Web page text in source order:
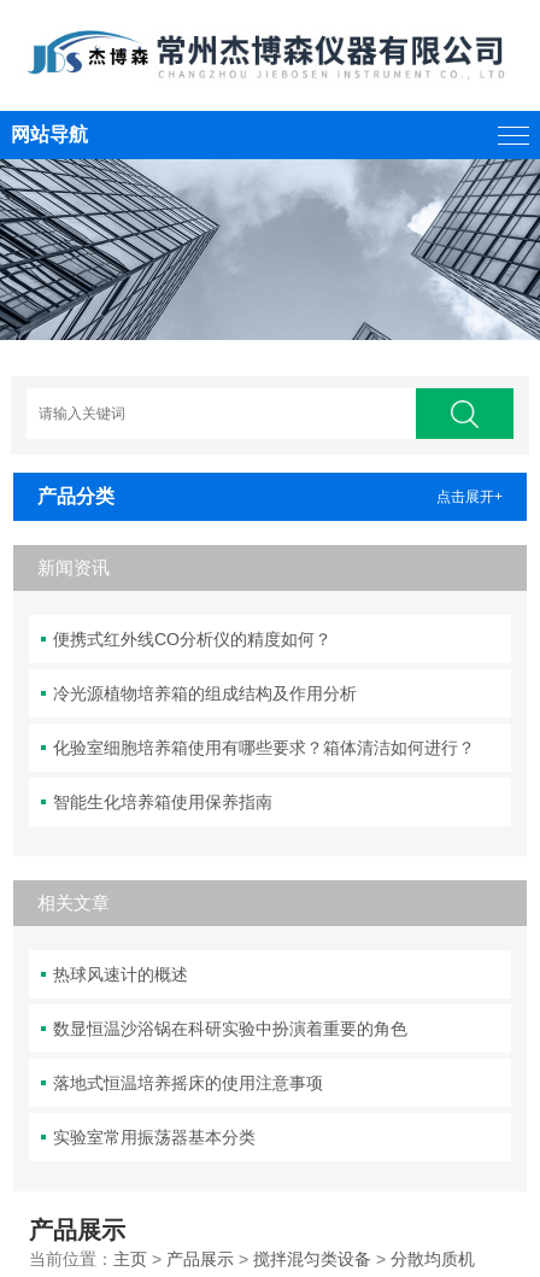
网站导航
产品分类 点击展开+
新闻资讯
便携式红外线CO分析仪的精度如何？
冷光源植物培养箱的组成结构及作用分析
化验室细胞培养箱使用有哪些要求？箱体清洁如何进行？
智能生化培养箱使用保养指南
相关文章
热球风速计的概述
数显恒温沙浴锅在科研实验中扮演着重要的角色
落地式恒温培养摇床的使用注意事项
实验室常用振荡器基本分类
产品展示
当前位置： 主页> 产品展示> 搅拌混匀类设备 > 分散均质机